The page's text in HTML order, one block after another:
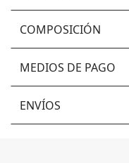
COMPOSICIÓN
MEDIOS DE PAGO
ENVÍOS